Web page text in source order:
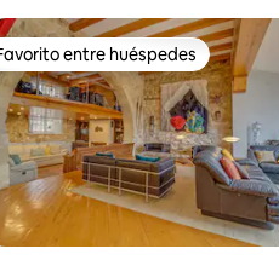
entre huéspedes
entre huéspedes